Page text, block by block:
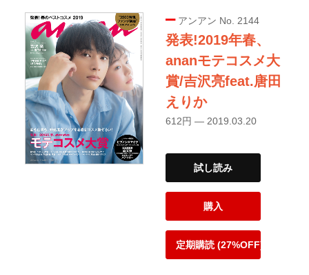
アンアン No. 2144
発表!2019年春、
ananモテコスメ大
賞/吉沢亮feat.唐田
えりか
612円 — 2019.03.20
試し読み
購入
定期購読 (27%OFF)